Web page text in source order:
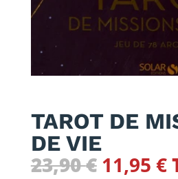
TAROT DE
DE VIE
23,90€ Le
11,95 €